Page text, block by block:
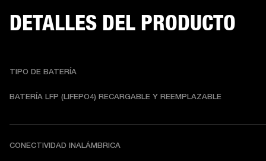
DETALLES DEL PRODUCTO
TIPO DE BATERÍA
BATERÍA LFP (LIFEPO4) RECARGABLE Y REEMPLAZABLE
CONECTIVIDAD INALÁMBRICA